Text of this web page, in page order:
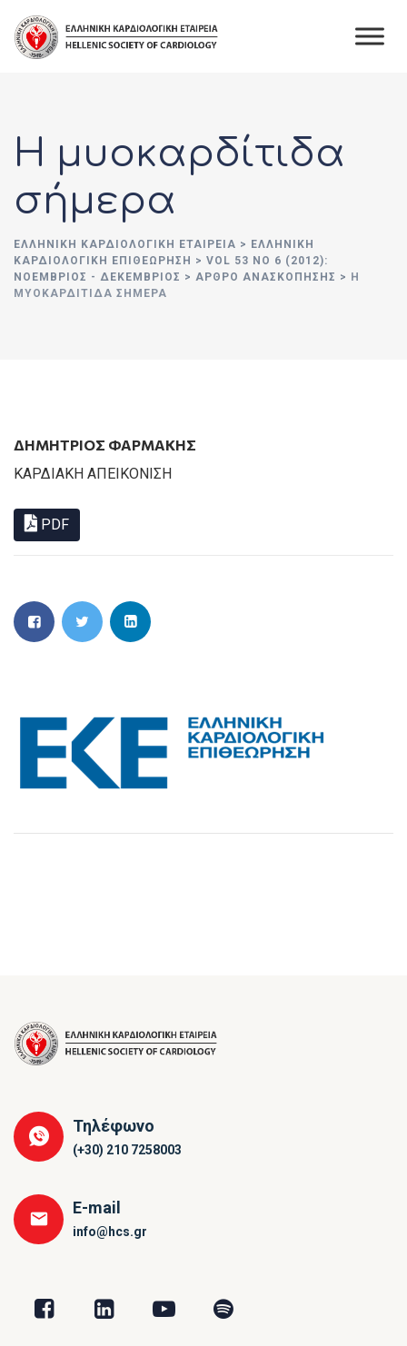
content
Η μυοκαρδίτιδα
σήμερα
ΕΛΛΗΝΙΚΉ ΚΑΡΔΙΟΛΟΓΙΚΉ ΕΤΑΙΡΕΊΑ > ΕΛΛΗΝΙΚΗ
ΚΑΡΔΙΟΛΟΓΙΚΗ ΕΠΙΘΕΩΡΗΣΗ > VOL 53 NO 6 (2012):
ΝΟΈΜΒΡΙΟΣ - ΔΕΚΈΜΒΡΙΟΣ > ΑΡΘΡΟ ΑΝΑΣΚΟΠΗΣΗΣ > Η
ΜΥΟΚΑΡΔΊΤΙΔΑ ΣΉΜΕΡΑ
ΔΗΜΉΤΡΙΟΣ ΦΑΡΜΆΚΗΣ
ΚΑΡΔΙΑΚΗ ΑΠΕΙΚΟΝΙΣΗ
PDF
Τηλέφωνο
(+30) 210 7258003
E-mail
info@hcs.gr